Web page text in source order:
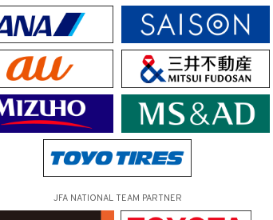
JFA NATIONAL TEAM PARTNER